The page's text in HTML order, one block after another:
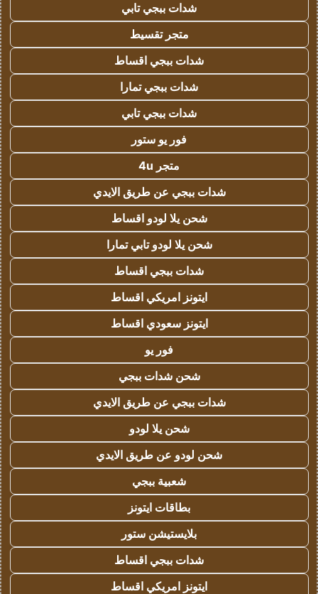
شدات ببجي تابي
متجر تقسيط
شدات ببجي اقساط
شدات ببجي تمارا
شدات ببجي تابي
فور يو ستور
متجر 4u
شدات ببجي عن طريق الايدي
شحن يلا لودو اقساط
شحن يلا لودو تابي تمارا
شدات ببجي اقساط
ايتونز امريكي اقساط
ايتونز سعودي اقساط
فور يو
شحن شدات ببجي
شدات ببجي عن طريق الايدي
شحن يلا لودو
شحن لودو عن طريق الايدي
شعبية ببجي
بطاقات ايتونز
بلايستيشن ستور
شدات ببجي اقساط
ايتونز امريكي اقساط